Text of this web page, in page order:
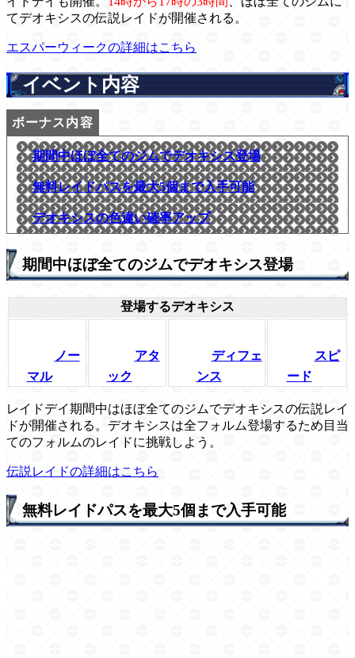
てデオキシスの伝説レイドが開催される。
エスパーウィークの詳細はこちら
イベント内容
期間中ほぼ全てのジムでデオキシス登場
無料レイドパスを最大5個まで入手可能
デオキシスの色違い確率アップ
期間中ほぼ全てのジムでデオキシス登場
登場するデオキシス
ノー
マル
アタ
ック
ディフェ
ンス
スピ
ード
レイドデイ期間中はほぼ全てのジムでデオキシスの伝説レイ
ドが開催される。デオキシスは全フォルム登場するため目当
てのフォルムのレイドに挑戦しよう。
伝説レイドの詳細はこちら
無料レイドパスを最大5個まで入手可能